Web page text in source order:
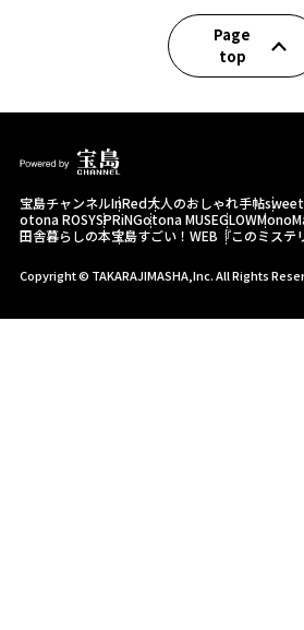
Page
top
宝島チャンネルInRed大人のおしゃれ手帖sweet
otona ROSYSPRiNGotona MUSEGLOW
田舎暮らしの本宝島すごい！WEB 『このミス
Copyright © TAKARAJIMASHA,Inc. All Rights